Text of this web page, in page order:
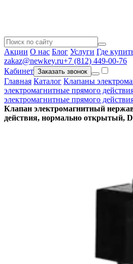
Акции О нас Блог Услуги Где
zakaz@newkey.ru+7 (812) 449-00-76
Кабинет Заказать звонок
Главная Каталог Клапаны
электромагнитные прямого
электромагнитные прямого
Клапан электромагнитный
действия, нормально открытый,